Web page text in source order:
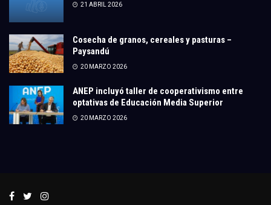
21 ABRIL 2026
Cosecha de granos, cereales y pasturas –
Paysandú
20 MARZO 2026
ANEP incluyó taller de cooperativismo entre
optativas de Educación Media Superior
20 MARZO 2026